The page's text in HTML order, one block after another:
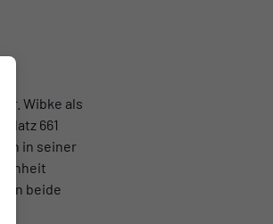
Wibke als
661
in seiner
beide